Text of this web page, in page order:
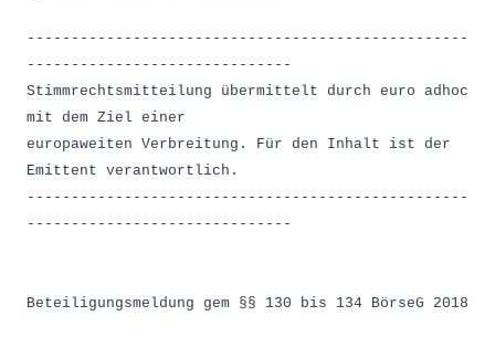
--------------------------------------------------
------------------------------
Stimmrechtsmitteilung übermittelt durch euro adhoc
mit dem Ziel einer
europaweiten Verbreitung. Für den Inhalt ist der
Emittent verantwortlich.
--------------------------------------------------
------------------------------
Beteiligungsmeldung gem §§ 130 bis 134 BörseG 2018